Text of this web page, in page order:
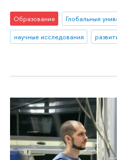
Образование
Глобальные
научные исследования